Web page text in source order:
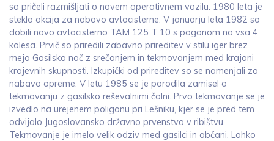
so pričeli razmišljati o novem operativnem vozilu. 1980 leta je
stekla akcija za nabavo avtocisterne. V januarju leta 1982 so
dobili novo avtocisterno TAM 125 T 10 s pogonom na vsa 4
kolesa. Prvič so priredili zabavno prireditev v stilu iger brez
meja Gasilska noč z srečanjem in tekmovanjem med krajani
krajevnih skupnosti. Izkupički od prireditev so se namenjali za
nabavo opreme. V letu 1985 se je porodila zamisel o
tekmovanju z gasilsko reševalnimi čolni. Prvo tekmovanje se je
izvedlo na urejenem poligonu pri Lešniku, kjer se je pred tem
odvijalo Jugoslovansko državno prvenstvo v ribištvu.
Tekmovanje je imelo velik odziv med gasilci in občani. Lahko